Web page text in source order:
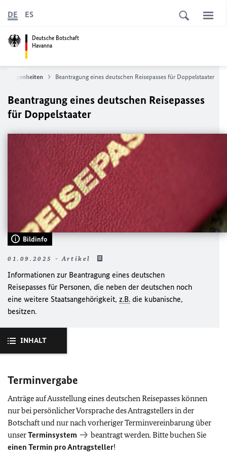
Deutsche Botschaft
Havanna
DE ES
Beantragung eines deutschen Reisepasses für Doppelstaater
Beantragung eines deutschen Reisepasses
für Doppelstaater
Bildinfo
01.09.2025 - Artikel
Informationen zur Beantragung eines deutschen
Reisepasses für Personen, die neben der deutschen noch
eine weitere Staatsangehörigkeit, z.B. die kubanische,
besitzen.
INHALT
Terminvergabe
Anträge auf Ausstellung eines deutschen Reisepasses können
nur bei persönlicher Vorsprache des Antragstellers in der
Botschaft und nur nach vorheriger Terminvereinbarung über
unserTerminsystem
beantragt werden. Bitte buchen Sie
einen Termin pro Antragsteller!